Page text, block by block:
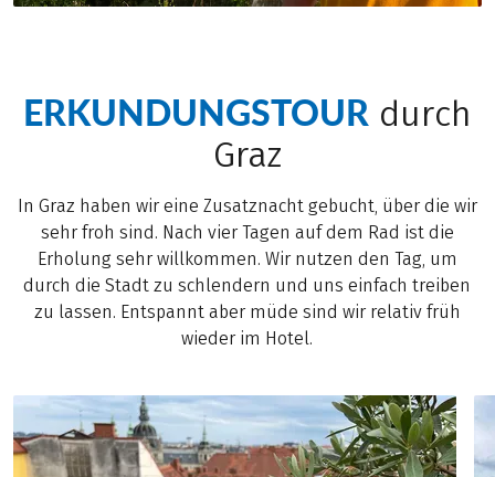
ERKUNDUNGSTOURdurch
Graz
In Graz haben wir eine Zusatznacht gebucht, über die wir
sehr froh sind. Nach vier Tagen auf dem Rad ist die
Erholung sehr willkommen. Wir nutzen den Tag, um
durch die Stadt zu schlendern und uns einfach treiben
zu lassen. Entspannt aber müde sind wir relativ früh
wieder im Hotel.